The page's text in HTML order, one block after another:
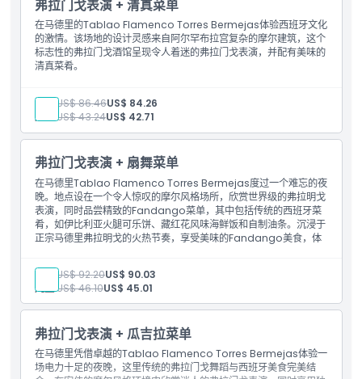
弗拉门戈表演 + 清真菜单
在马德里的Tablao Flamenco Torres Bermejas体验西班牙文化
的激情。该场地的设计灵感来自阿尔罕布拉宫复杂的摩尔建筑，这个
标志性的弗拉门戈酒馆呈现令人着迷的弗拉门戈表演，并配有美味的
清真菜肴。
成人: US$ 86.46US$ 84.26
儿童: US$ 43.24US$ 42.71
弗拉门戈表演 + 扇舞菜单
在马德里Tablao Flamenco Torres Bermejas度过一个难忘的夜
晚。地点设在一个令人惊叹的摩尔风格场所，欣赏世界级的弗拉明戈
表演，同时品尝精致的Fandango菜单，其中包括传统的西班牙菜
肴，如伊比利亚火腿可乐饼、藏红花风味海鲜饭和自制油条。沉浸于
正宗马德里弗拉明戈的火热节奏，享受美味的Fandango美食，体
成人: US$ 92.20US$ 90.03
儿童:US$ 46.10US$ 45.01
弗拉门戈表演 + 瓜吉拉菜单
在马德里凭借卓越的Tablao Flamenco Torres Bermejas体验一
场电力十足的夜晚，这里传统的弗拉门戈舞蹈与西班牙美食完美结